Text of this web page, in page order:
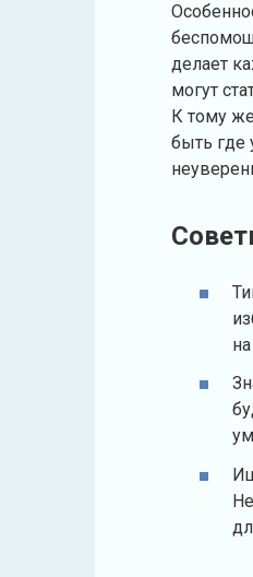
делает
могут
К тому
быть где